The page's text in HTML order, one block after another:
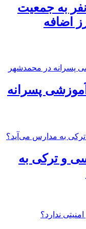
هزار نفر به جمعیت
اضافه
آموزشی پسرانه
و ترکی به